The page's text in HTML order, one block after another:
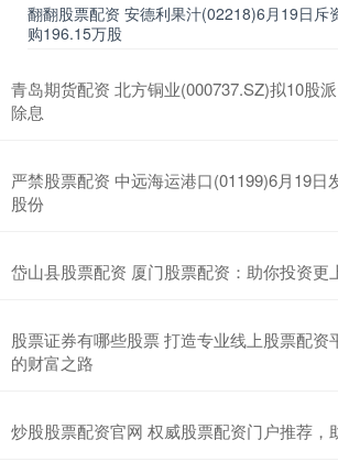
翻翻股票配资 安德利果汁(02218)6月19日斥
购196.15万股
青岛期货配资 北方铜业(000737.SZ)拟10股
除息
严禁股票配资 中远海运港口(01199)6月19日
股份
岱山县股票配资 厦门股票配资：助你投资更
股票证券有哪些股票 打造专业线上股票配资
的财富之路
炒股股票配资官网 权威股票配资门户推荐，